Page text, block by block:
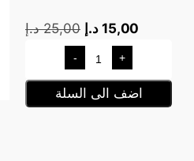
25,00 د.إ 15,00 د.إ
- +
اضف الى السلة